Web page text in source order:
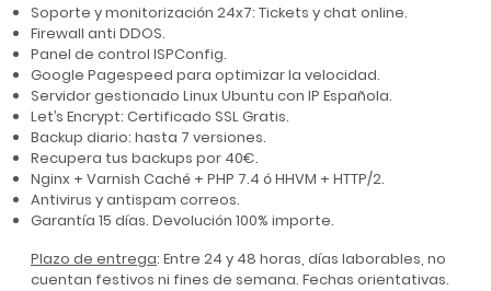
Soporte y monitorización 24x7: Tickets y chat online.
Firewall anti DDOS.
Panel de control ISPConfig.
Google Pagespeed para optimizar la velocidad.
Servidor gestionado Linux Ubuntu con IP Española.
Let’s Encrypt: Certificado SSL Gratis.
Backup diario: hasta 7 versiones.
Recupera tus backups por 40€.
Nginx + Varnish Caché + PHP 7.4 ó HHVM + HTTP/2.
Antivirus y antispam correos.
Garantía 15 días. Devolución 100% importe.
Plazo de entrega: Entre 24 y 48 horas, días laborables, no
cuentan festivos ni fines de semana. Fechas orientativas.